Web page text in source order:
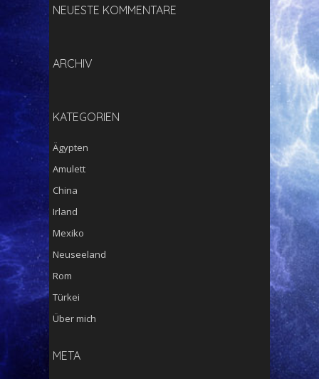
NEUESTE KOMMENTARE
ARCHIV
KATEGORIEN
Ägypten
Amulett
China
Irland
Mexiko
Neuseeland
Rom
Türkei
Über mich
META